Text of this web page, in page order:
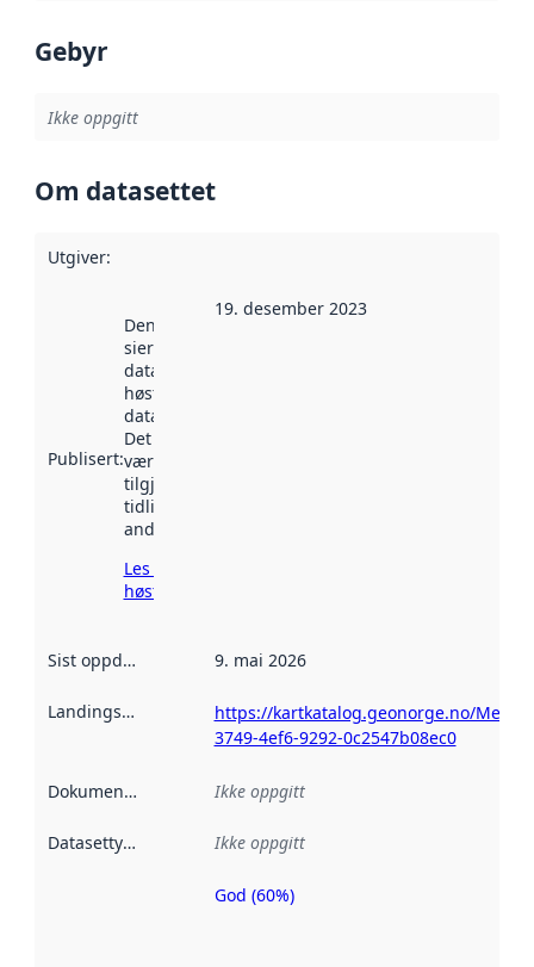
Gebyr
Ikke oppgitt
Om datasettet
Utgiver:
Publisert:
Denne datoen
sier når
datasettet ble
høstet av
data.norge.no.
Det kan ha
vært
tilgjengelig
tidligere
andre steder.
Les mer om
høsting her
19. desember 2023
Sist oppdatert 9. mai 2026
Landingsside
https://kartkatalog.geonorge.no/
3749-4ef6-9292-0c2547b08ec0
Dokumentasjon Ikke oppgitt
Datasettype Ikke oppgitt
Metadatakvalitet
God (60%)